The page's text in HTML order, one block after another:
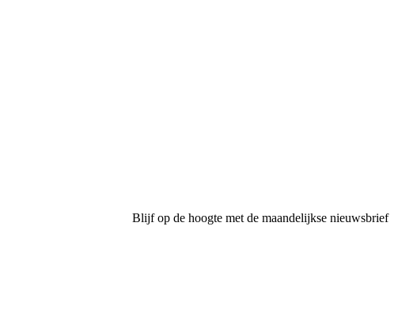
Blijf op de hoogte met de maandelijkse nieuwsbrief